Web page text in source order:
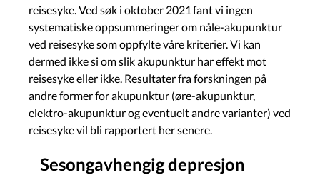
reisesyke. Ved søk i oktober 2021 fant vi ingen
systematiske oppsummeringer om nåle-akupunktur
ved reisesyke som oppfylte våre kriterier. Vi kan
dermed ikke si om slik akupunktur har effekt mot
reisesyke eller ikke. Resultater fra forskningen på
andre former for akupunktur (øre-akupunktur,
elektro-akupunktur og eventuelt andre varianter) ved
reisesyke vil bli rapportert her senere.
Sesongavhengig depresjon